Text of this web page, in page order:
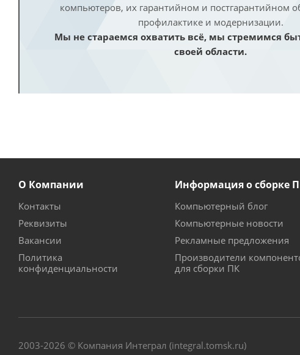
компьютеров, их гарантийном и постгарантийном
профилактике и модернизации.
Мы не стараемся охватить всё, мы стремимся
своей области.
О Компании
Контакты
Реквизиты
Вакансии
Политика
конфиденциальности
Информация о сборке
Компьютерный блог
Компьютерные новости
Рекламные предложения
Производители
для сборки ПК
2003-2026 © Компания Интеграл (integral.tomsk.ru)